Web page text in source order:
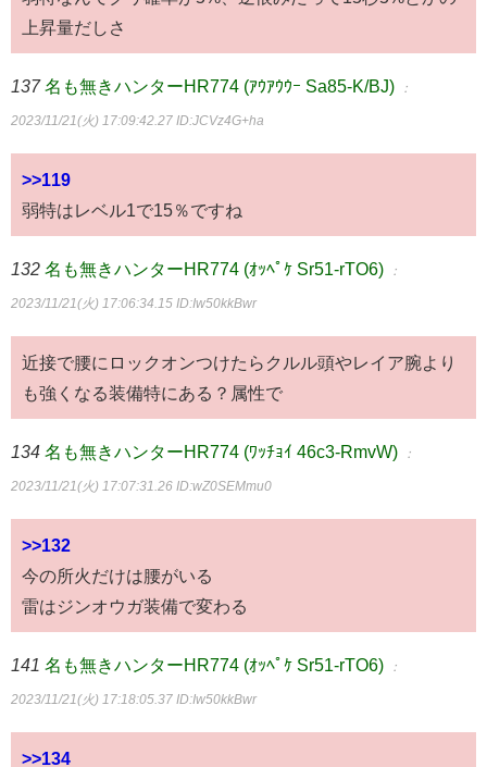
上昇量だしさ
137 名も無きハンターHR774 (ｱｳｱｳｳｰ Sa85-K/BJ) ：
2023/11/21(火) 17:09:42.27 ID:JCVz4G+ha
>>119
弱特はレベル1で15％ですね
132 名も無きハンターHR774 (ｵｯﾍﾟｹ Sr51-rTO6) ：
2023/11/21(火) 17:06:34.15 ID:Iw50kkBwr
近接で腰にロックオンつけたらクルル頭やレイア腕より
も強くなる装備特にある？属性で
134 名も無きハンターHR774 (ﾜｯﾁｮｲ 46c3-RmvW) ：
2023/11/21(火) 17:07:31.26 ID:wZ0SEMmu0
>>132
今の所火だけは腰がいる
雷はジンオウガ装備で変わる
141 名も無きハンターHR774 (ｵｯﾍﾟｹ Sr51-rTO6) ：
2023/11/21(火) 17:18:05.37 ID:Iw50kkBwr
>>134